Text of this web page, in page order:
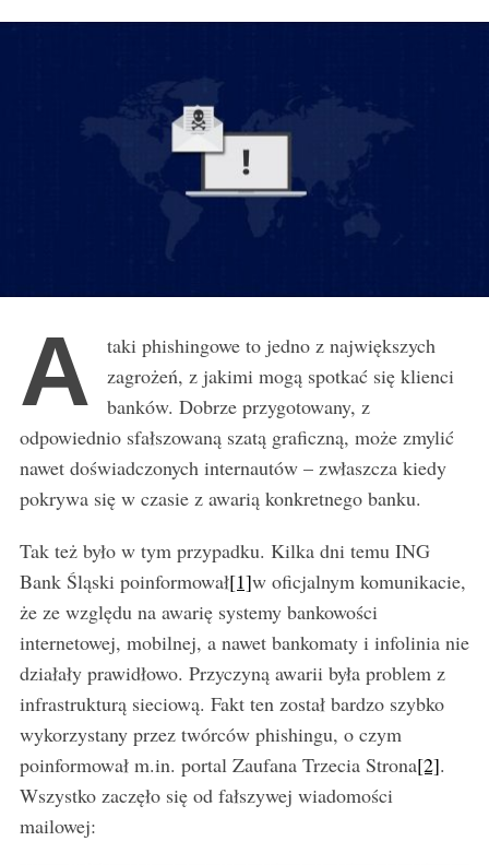
A
taki phishingowe to jedno z największych
zagrożeń, z jakimi mogą spotkać się klienci
banków. Dobrze przygotowany, z
odpowiednio sfałszowaną szatą graficzną, może zmylić
nawet doświadczonych internautów – zwłaszcza kiedy
pokrywa się w czasie z awarią konkretnego banku.
Tak też było w tym przypadku. Kilka dni temu ING
Bank Śląski poinformował[1]w oficjalnym komunikacie,
że ze względu na awarię systemy bankowości
internetowej, mobilnej, a nawet bankomaty i infolinia nie
działały prawidłowo. Przyczyną awarii była problem z
infrastrukturą sieciową. Fakt ten został bardzo szybko
wykorzystany przez twórców phishingu, o czym
poinformował m.in. portal Zaufana Trzecia Strona[2].
Wszystko zaczęło się od fałszywej wiadomości
mailowej: